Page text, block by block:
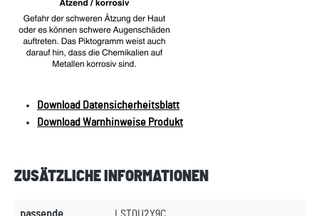
Download Datensicherheitsblatt
Download Warnhinweise Produkt
ZUSÄTZLICHE INFORMATIONEN